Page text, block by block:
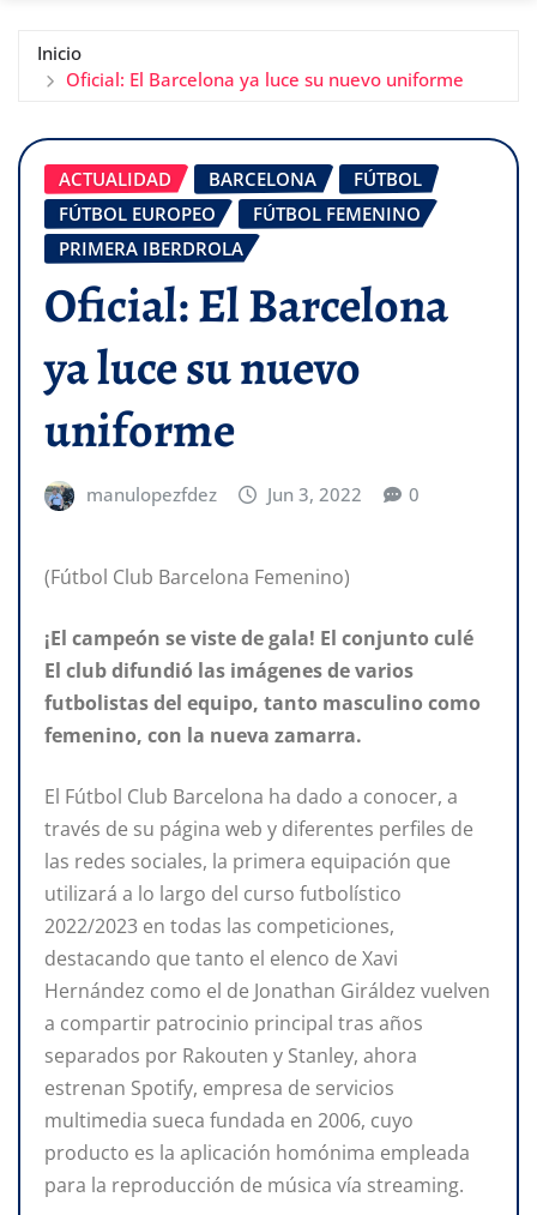
Inicio
Oficial: El Barcelona ya luce su nuevo uniforme
ACTUALIDAD BARCELONA
FÚTBOL
FÚTBOL EUROPEO
FÚTBOL FEMENINO
PRIMERA IBERDROLA
Oficial: El Barcelona
ya luce su nuevo
uniforme
manulopezfdez Jun 3, 2022 0
(Fútbol Club Barcelona Femenino)
¡El campeón se viste de gala! El conjunto culé
El club difundió las imágenes de varios
futbolistas del equipo, tanto masculino como
femenino, con la nueva zamarra.
El Fútbol Club Barcelona ha dado a conocer, a
través de su página web y diferentes perfiles de
las redes sociales, la primera equipación que
utilizará a lo largo del curso futbolístico
2022/2023 en todas las competiciones,
destacando que tanto el elenco de Xavi
Hernández como el de Jonathan Giráldez vuelven
a compartir patrocinio principal tras años
separados por Rakouten y Stanley, ahora
estrenan Spotify, empresa de servicios
multimedia sueca fundada en 2006, cuyo
producto es la aplicación homónima empleada
para la reproducción de música vía streaming.